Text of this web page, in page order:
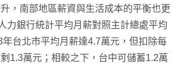
，南部地區薪資與生活成本的平衡也更
力銀行統計平均月薪對照主計總處平均
台北市平均月薪達4.7萬元，但扣除每
1.3萬元；相較之下，台中可儲蓄1.2萬